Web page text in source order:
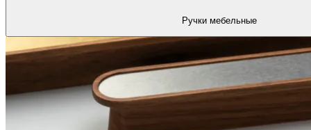
Ручки мебельные